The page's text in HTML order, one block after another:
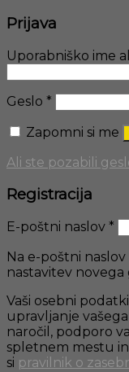
Prijava
Uporabniško ime
Geslo *
Zapomni si me
Ali ste pozabili
Registracija
E-poštni naslov *
Na e-poštni
nastavitev novega
Vaši osebni
upravljanje
naročil, podporo
spletnem mestu
si pravilnik o